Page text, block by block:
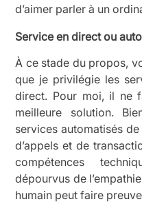
d’aimer parler à un
Service en direct ou
À ce stade du propos,
que je privilégie les
direct. Pour moi, il ne
meilleure solution.
services automatisés
d’appels et de
compétences
dépourvus de
humain peut faire